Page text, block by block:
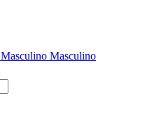
Masculino Masculino